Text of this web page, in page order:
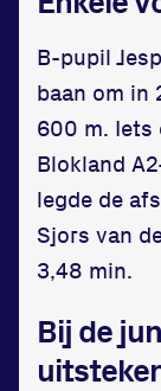
Disclaimer
Huisregels
Vraag en
B-pupil
baan om in
600 m. Iets
Blokland
legde de
Sjors van
3,48 min.
Bij de